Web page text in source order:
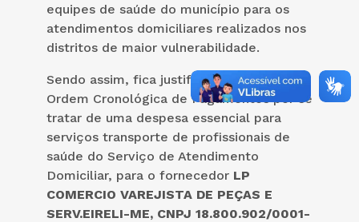
equipes de saúde do município para os
atendimentos domiciliares realizados nos
distritos de maior vulnerabilidade.
Sendo assim, fica justificada a quebra da
Ordem Cronológica de Pagamentos por se
tratar de uma despesa essencial para
serviços transporte de profissionais de
saúde do Serviço de Atendimento
Domiciliar, para o fornecedor LP
COMERCIO VAREJISTA DE PEÇAS E
SERV.EIRELI-ME, CNPJ 18.800.902/0001-